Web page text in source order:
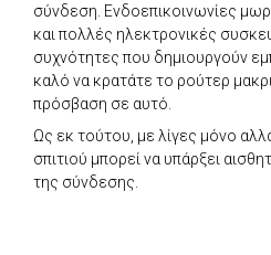
σύνδεση. Ενδοεπικοινωνίες
και πολλές ηλεκτρονικές
συχνότητες που δημιουργούν
καλό να κρατάτε το ρούτερ
πρόσβαση σε αυτό.
Ως εκ τούτου, με λίγες μόνο
σπιτιού μπορεί να υπάρξει
της σύνδεσης.